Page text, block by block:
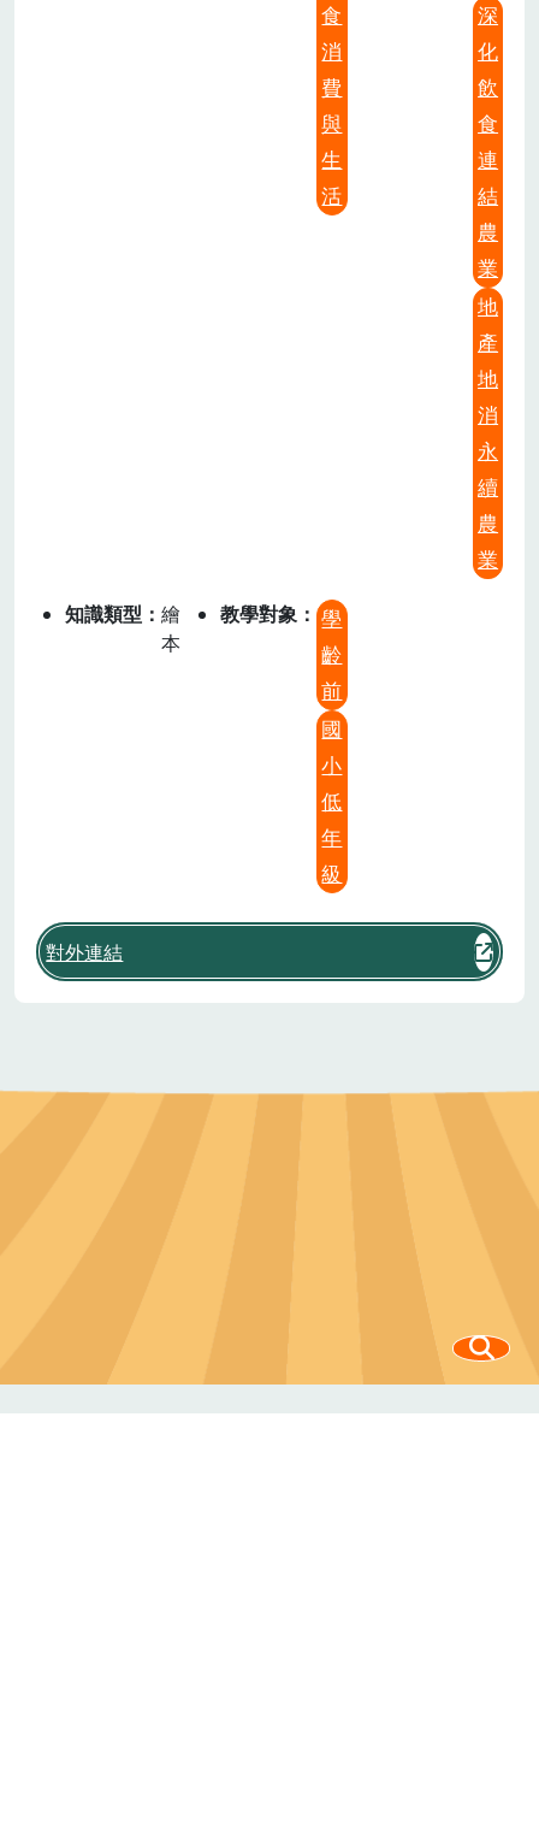
食
消
費
與
生
活
深
化
飲
食
連
結
農
業
地
產
地
消
永
續
農
業
知識類型
繪
本
教學對象
學
齡
前
國
小
低
年
級
對外連結